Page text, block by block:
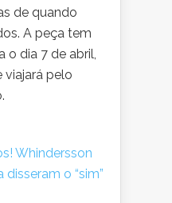
de quando
A peça tem
o dia 7 de abril,
viajará pelo
Whindersson
o “sim”